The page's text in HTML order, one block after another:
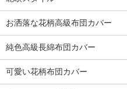
お洒落な花柄高級布団カバー
純色高級長綿布団カバー
可愛い花柄布団カバー